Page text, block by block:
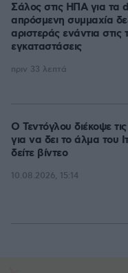
Σάλος στις ΗΠΑ για τα
απρόσμενη συμμαχία
αριστεράς ενάντια στις
εγκαταστάσεις
πριν 33 λεπτά
Ο Τεντόγλου διέκοψε
για να δει το άλμα του
δείτε βίντεο
10.08.2026, 15:14